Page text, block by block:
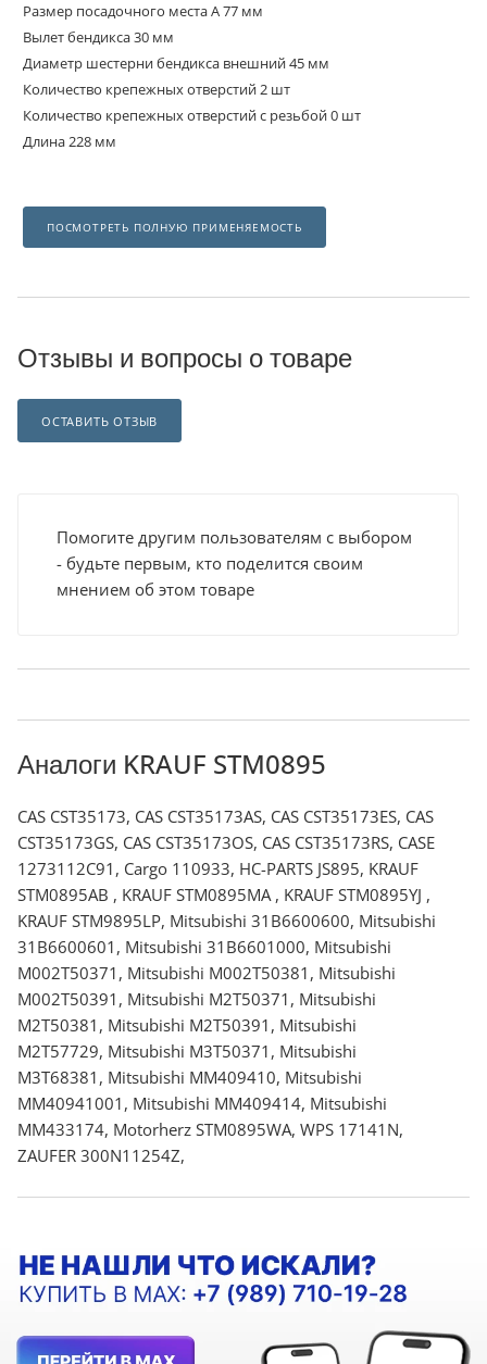
Размер посадочного места A 77 мм
Вылет бендикса 30 мм
Диаметр шестерни бендикса внешний 45 мм
Количество крепежных отверстий 2 шт
Количество крепежных отверстий с резьбой 0 шт
Длина 228 мм
ПОСМОТРЕТЬ ПОЛНУЮ ПРИМЕНЯЕМОСТЬ
Отзывы и вопросы о товаре
ОСТАВИТЬ ОТЗЫВ
Помогите другим пользователям с выбором
- будьте первым, кто поделится своим
мнением об этом товаре
Аналоги KRAUF STM0895
CAS CST35173, CAS CST35173AS, CAS CST35173ES, CAS
CST35173GS, CAS CST35173OS, CAS CST35173RS, CASE
1273112C91, Cargo 110933, HC-PARTS JS895, KRAUF
STM0895AB , KRAUF STM0895MA , KRAUF STM0895YJ ,
KRAUF STM9895LP, Mitsubishi 31B6600600, Mitsubishi
31B6600601, Mitsubishi 31B6601000, Mitsubishi
M002T50371, Mitsubishi M002T50381, Mitsubishi
M002T50391, Mitsubishi M2T50371, Mitsubishi
M2T50381, Mitsubishi M2T50391, Mitsubishi
M2T57729, Mitsubishi M3T50371, Mitsubishi
M3T68381, Mitsubishi MM409410, Mitsubishi
MM40941001, Mitsubishi MM409414, Mitsubishi
MM433174, Motorherz STM0895WA, WPS 17141N,
ZAUFER 300N11254Z,